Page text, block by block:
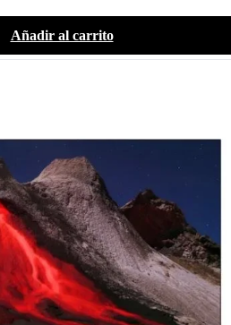
Añadir al carrito